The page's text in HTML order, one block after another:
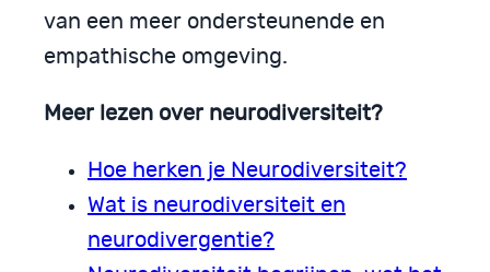
van een meer ondersteunende en
empathische omgeving.
Meer lezen over neurodiversiteit?
Hoe herken je Neurodiversiteit?
Wat is neurodiversiteit en
neurodivergentie?